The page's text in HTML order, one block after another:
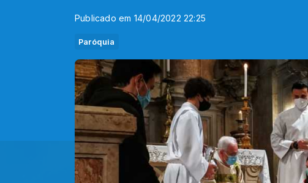
Publicado em 14/04/2022 22:25
Paróquia